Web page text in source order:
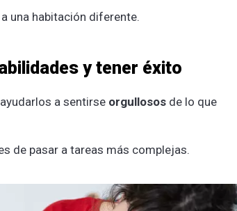
una habitación diferente.
y tener éxito
a sentirse orgullosos de lo que
de pasar a tareas más complejas.